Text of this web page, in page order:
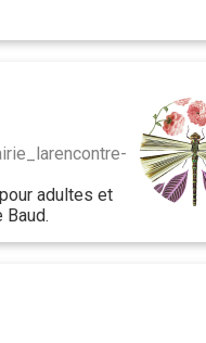
adultes et
Baud.